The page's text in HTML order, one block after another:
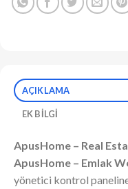
AÇIKLAMA
EK BILGI
ApusHome – Real
ApusHome – Emlak
yönetici kontrol